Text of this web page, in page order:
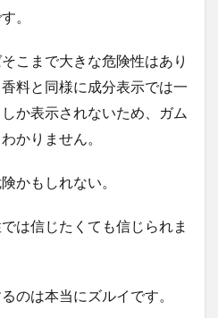
。
こまで大きな危険性はあり
料と同様に成分表示では一
しか表示されないため、ガム
かりません。
かもしれない。
は信じたくても信じられま
のは本当にズルイです。